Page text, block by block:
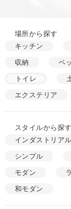
場所から探す
キッチン
収納 ベ
トイレ
エクステリア
スタイルから探す
インダストリアル
シンプル
モダン
和モダン